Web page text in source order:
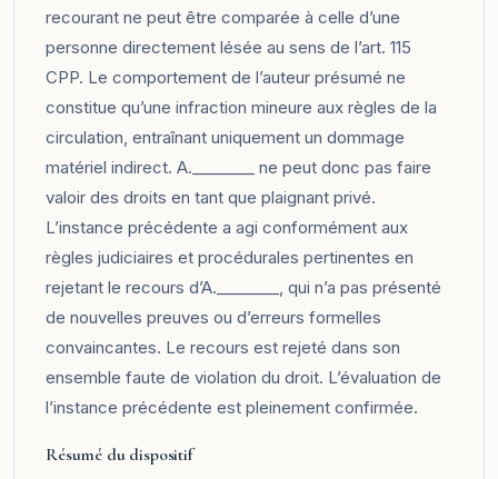
recourant ne peut être comparée à celle d’une
personne directement lésée au sens de l’art. 115
CPP. Le comportement de l’auteur présumé ne
constitue qu’une infraction mineure aux règles de la
circulation, entraînant uniquement un dommage
matériel indirect. A.________ ne peut donc pas faire
valoir des droits en tant que plaignant privé.
L’instance précédente a agi conformément aux
règles judiciaires et procédurales pertinentes en
rejetant le recours d’A.________, qui n’a pas présenté
de nouvelles preuves ou d’erreurs formelles
convaincantes. Le recours est rejeté dans son
ensemble faute de violation du droit. L’évaluation de
l’instance précédente est pleinement confirmée.
Résumé du dispositif